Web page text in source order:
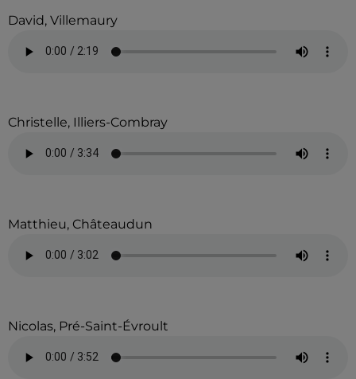
David, Villemaury
Christelle, Illiers-Combray
Matthieu, Châteaudun
Nicolas, Pré-Saint-Évroult